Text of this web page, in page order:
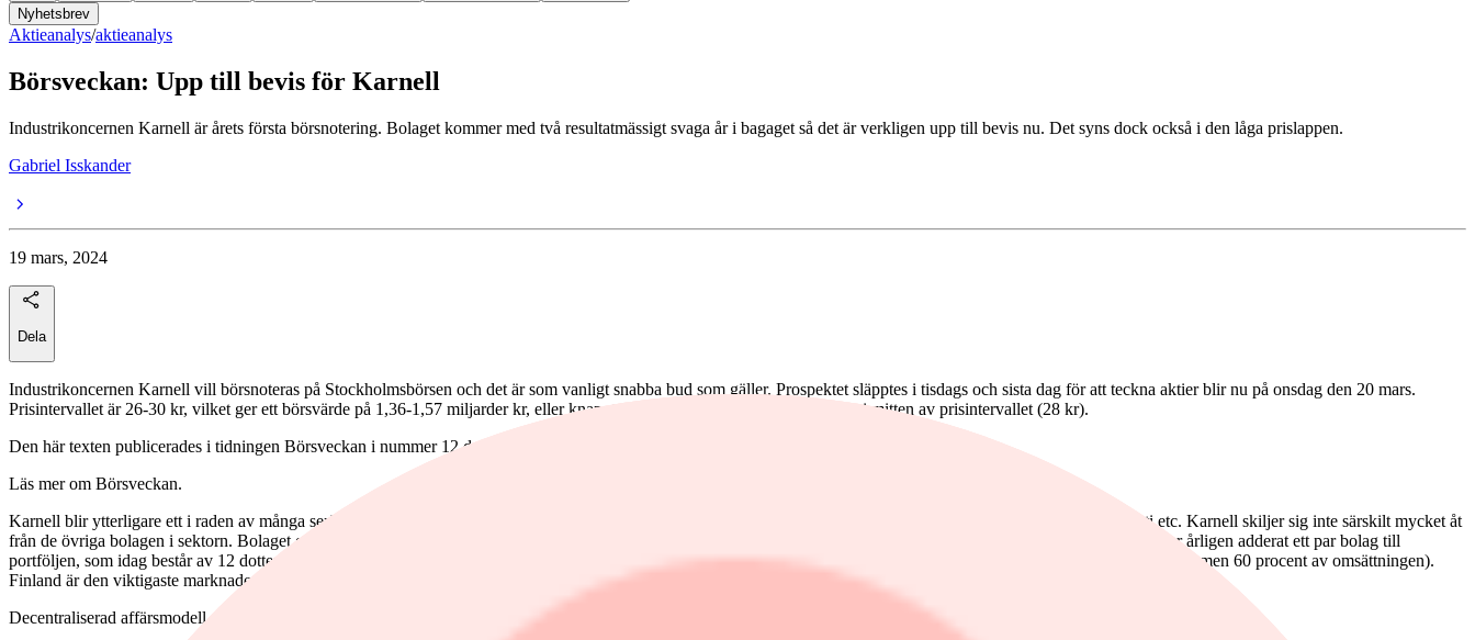
Nyhetsbrev
Aktieanalys/aktieanalys
Börsveckan: Upp till bevis för Karnell
Industrikoncernen Karnell är årets första börsnotering. Bolaget kommer med två resultatmässigt svaga år i bagaget så det är verkligen upp till bevis nu. Det syns dock också i den låga prislappen.
Gabriel Isskander
19 mars, 2024
Dela
Industrikoncernen Karnell vill börsnoteras på Stockholmsbörsen och det är som vanligt snabba bud som gäller. Prospektet släpptes i tisdags och sista dag för att teckna aktier blir nu på onsdag den 20 mars.
Prisintervallet är 26-30 kr, vilket ger ett börsvärde på 1,36-1,57 miljarder kr, eller knappt 1,5 miljarder kr om man lägger sig i mitten av prisintervallet (28 kr).
Den här texten publicerades i tidningen Börsveckan i nummer 12 den 18 mars
Läs mer om Börsveckan.
Karnell blir ytterligare ett i raden av många serieförvävare inom industrisektorn på den svenska börsen. Här finns Indutrade, Lagercrantz, Addtech, OEM, Idun, Volati etc. Karnell skiljer sig inte särskilt mycket åt
från de övriga bolagen i sektorn. Bolaget grundades 2016 när man började förvärva produktbolag samt nischbolag, samtliga inom B2B (business-to-business). Karnell har årligen adderat ett par bolag till
portföljen, som idag består av 12 dotterbolag fördelade över två affärsområden; Produktbolag (sju bolag och 40 procent av totala omsättningen) samt Nischbolag (fem bolag men 60 procent av omsättningen).
Finland är den viktigaste marknaden med 57 procent av omsättningen, följt av Sverige på dryga 22 procent.
Decentraliserad affärsmodell